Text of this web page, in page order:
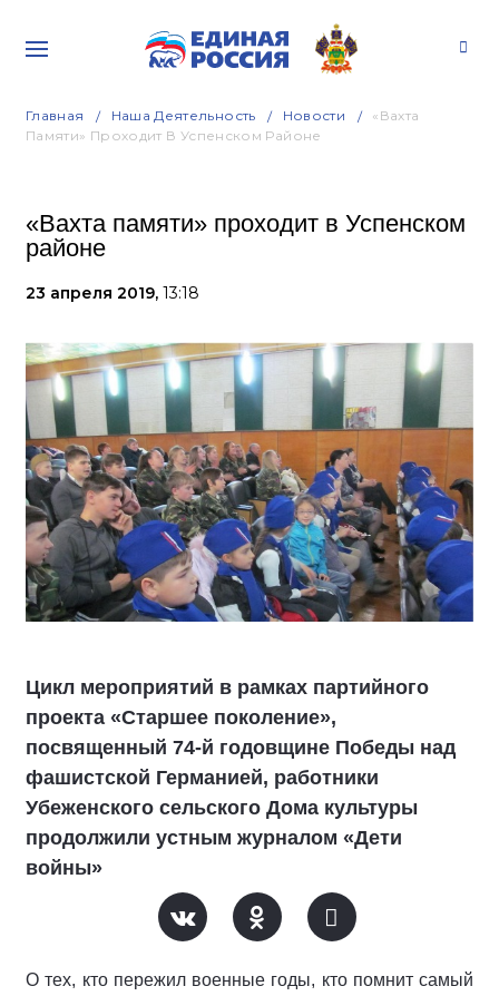
Главная Наша Деятельность Новости
«Вахта
Памяти» Проходит В Успенском Районе
«Вахта памяти» проходит в Успенском
районе
23 апреля 2019, 13:18
Цикл мероприятий в рамках партийного
проекта «Старшее поколение»,
посвященный 74-й годовщине Победы над
фашистской Германией, работники
Убеженского сельского Дома культуры
продолжили устным журналом «Дети
войны»
О тех, кто пережил военные годы, кто помнит самый